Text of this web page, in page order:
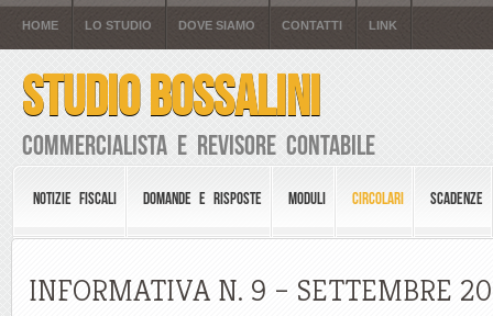
HOME LO STUDIO DOVE SIAMO CONTATTI LINK
STUDIO BOSSALINI
Commercialista e Revisore Contabile
NOTIZIE FISCALI DOMANDE E RISPOSTE MODULI CIRCOLARI SCADENZE
INFORMATIVA N. 9 – SETTEMBRE